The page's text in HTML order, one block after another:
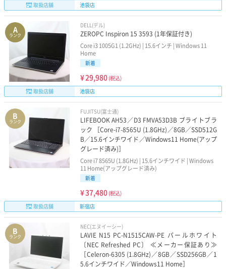
取扱店舗
池袋店
A
ランク
DELL(デル)
ZEROPC Inspiron 15 3593 (1年保証付き)
Core i3 1005G1 (1.2GHz) | 15.6インチ | Windows 11
Home
新着
¥29,980 (税込)
取扱店舗
池袋店
B
ランク
FUJITSU(富士通)
LIFEBOOK AH53／D3 FMVA53D3B ブライトブラ
ック ［Core-i7-8565U (1.8GHz)／8GB／SSD512G
B／15.6インチワイド／Windows11 Home(アップ
グレード済み)］
Core i7 8565U (1.8GHz) | 15.6インチワイド | Windows
11 Home(アップグレード済み)
新着
¥37,480 (税込)
取扱店舗
新宿店
B
ランク
NEC(エヌイーシー)
LAVIE N15 PC-N1515CAW-PE パールホワイト
〔NEC Refreshed PC〕 ≪メーカー保証あり≫
［Celeron-6305 (1.8GHz)／8GB／SSD256GB／1
5.6インチワイド／Windows11 Home］